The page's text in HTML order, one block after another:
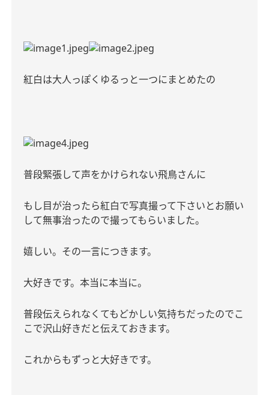
紅白は大人っぽくゆるっと一つにまとめたの
普段緊張して声をかけられない飛鳥さんに
もし目が治ったら紅白で写真撮って下さいとお願い
して無事治ったので撮ってもらいました。
嬉しい。その一言につきます。
大好きです。本当に本当に。
普段伝えられなくてもどかしい気持ちだったのでこ
こで沢山好きだと伝えておきます。
これからもずっと大好きです。